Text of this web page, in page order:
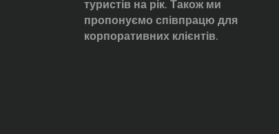
туристів на рік. Також ми
пропонуємо співпрацю для
корпоративних клієнтів.